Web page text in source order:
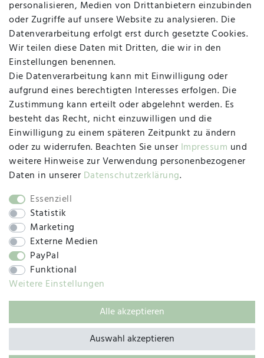
Vertrag widerrufen Kontakt
MAPALI VOR ORT
Herzogstraße 10
47533 Kleve
Montag, Dienstag, Donnerstag, Freitag
09:00 Uhr bis 13:00 Uhr
Mittwoch
09:00 Uhr bis 12:00 Uhr
SOCIAL
© 2019 – 2025 SILC GmbH
personalisieren, Medien von Drittanbietern einzubinden
oder Zugriffe auf unsere Website zu analysieren. Die
Datenverarbeitung erfolgt erst durch gesetzte Cookies.
Wir teilen diese Daten mit Dritten, die wir in den
Einstellungen benennen.
Die Datenverarbeitung kann mit Einwilligung oder
aufgrund eines berechtigten Interesses erfolgen. Die
Zustimmung kann erteilt oder abgelehnt werden. Es
besteht das Recht, nicht einzuwilligen und die
Einwilligung zu einem späteren Zeitpunkt zu ändern
oder zu widerrufen. Beachten Sie unser Impressum und
weitere Hinweise zur Verwendung personenbezogener
Daten in unserer Daten­schutz­erklärung.
Essenziell
Statistik
Marketing
Externe Medien
PayPal
Funktional
Weitere Einstellungen
Alle akzeptieren
Auswahl akzeptieren